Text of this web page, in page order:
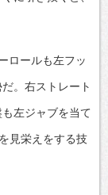
ロールも左フッ
。右ストレート
左ジャブを当て
見栄えをする技